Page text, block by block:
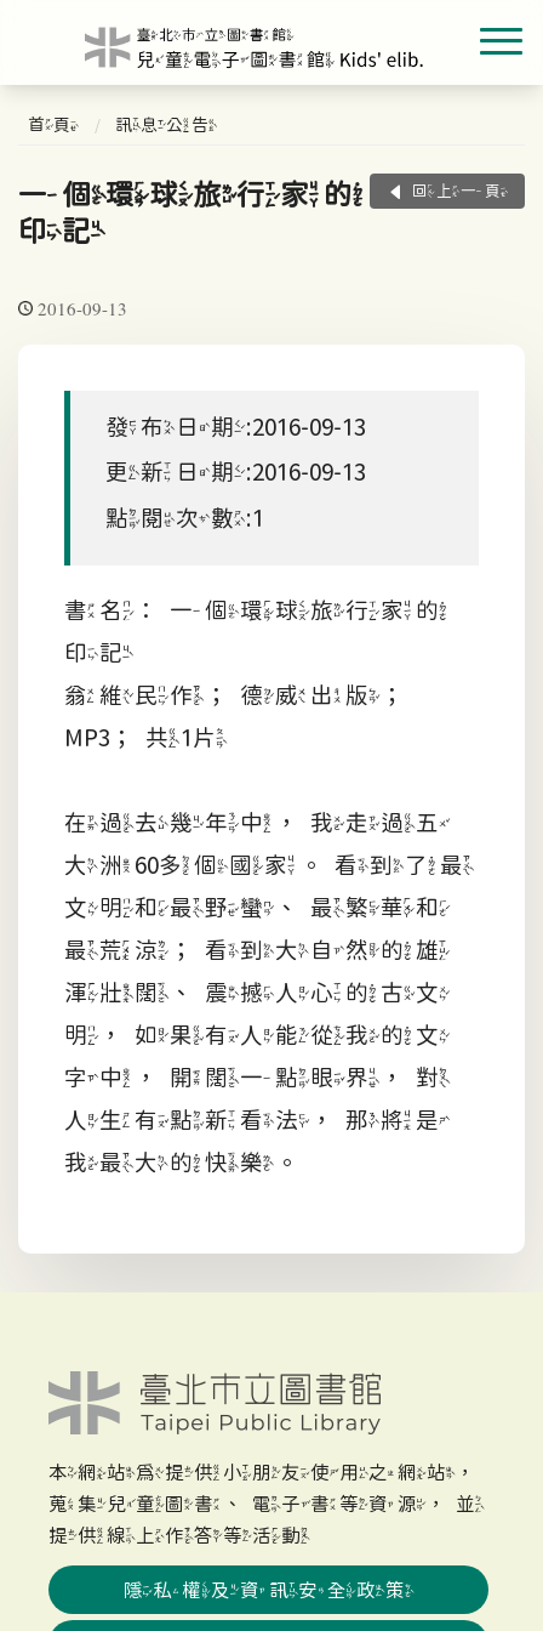
首頁 訊息公告
一個環球旅行家的
印記
回上一頁
2016-09-13
發布日期:2016-09-13
更新日期:2016-09-13
點閱次數:1
書名：一個環球旅行家的
印記
翁維民作；德威出版；
MP3；共1片
在過去幾年中，我走過五
大洲60多個國家。看到了最
文明和最野蠻、最繁華和
最荒涼；看到大自然的雄
渾壯闊、震撼人心的古文
明，如果有人能從我的文
字中，開闊一點眼界，對
人生有點新看法，那將是
我最大的快樂。
本網站為提供小朋友使用之網站，
蒐集兒童圖書、電子書等資源，並
提供線上作答等活動
隱私權及資訊安全政策